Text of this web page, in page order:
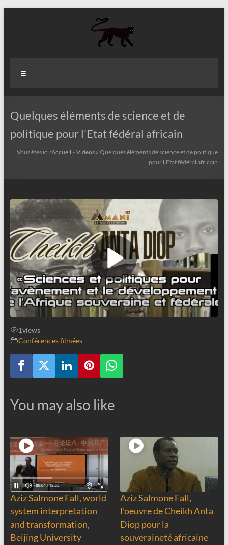
Fall
Internationaliste
Quelques éléments de science et de
politique pour l’Etat fédéral africain
Vous êtes ici :Accueil »Videos »Quelques éléments de science et de politique
pour l’Etat fédéral africain
1views
Conférences filmées
You may also like
Aziz Salmone Fall, world
system interpretation
and transformation,
Beijing University
Aziz Salmone Fall,
l’oeuvre de Cheikh Anta
Diop pour la
souveraineté africaine